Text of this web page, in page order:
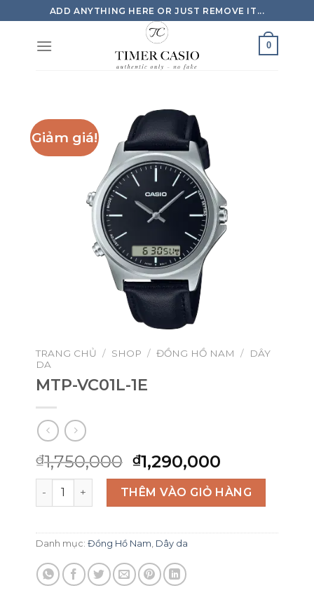
to
content
ADD ANYTHING HERE OR JUST REMOVE IT...
0
Giảm giá!
TRANG CHỦ / SHOP / ĐỒNG HỒ NAM /
DÂY
DA
MTP-VC01L-1E
₫1,750,000 Giá
gốc
là:
₫1,750,000.
₫1,290,000
hiện
tại
là:
MTP-VC01L-1E số lượngTHÊM VÀO GIỎ HÀNG
Danh mục: Đồng Hồ Nam Dây da